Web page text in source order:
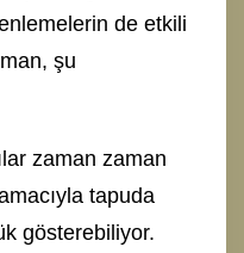
de etkili
şu
zaman zaman
tapuda
gösterebiliyor.